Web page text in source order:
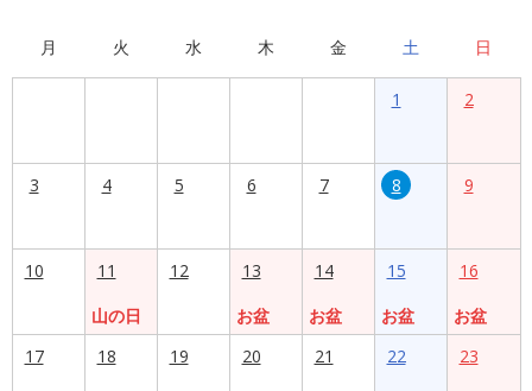
月 火 水 木 金 土 日
1 2
3 4 5 6 7 8 9
10
11
山の日
12
13
お盆
14
お盆
15
お盆
16
お盆
17
18 19 20 21 22 23